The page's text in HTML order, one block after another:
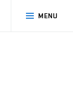
MENU